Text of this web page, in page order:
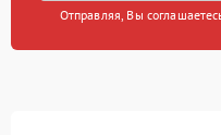
Отправляя, Вы